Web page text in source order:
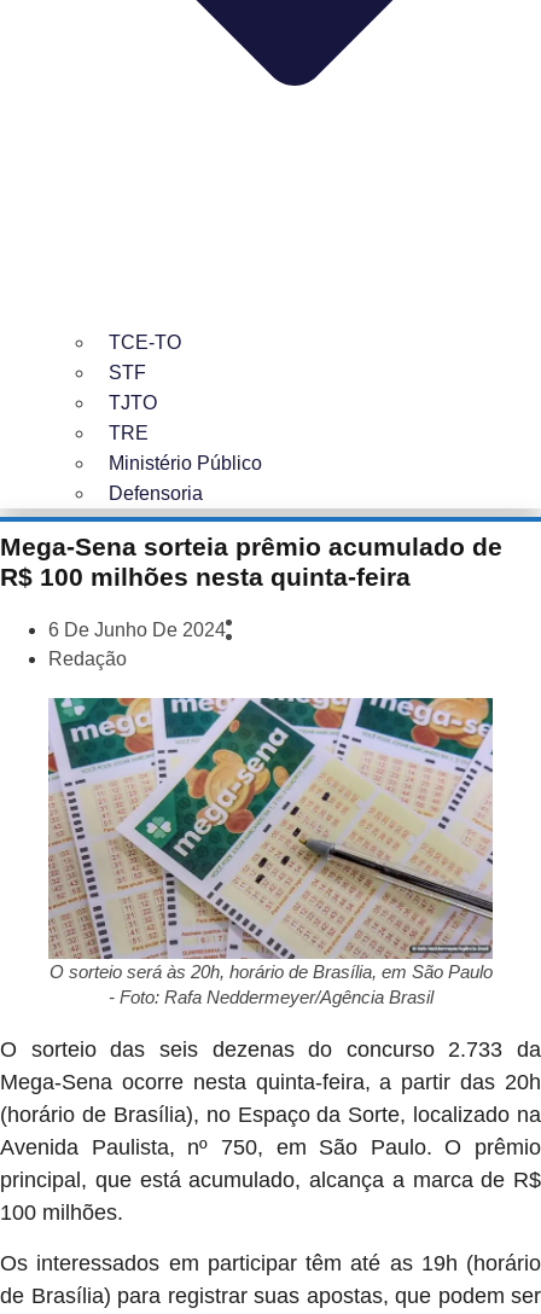
TCE-TO
STF
TJTO
TRE
Ministério Público
Defensoria
Mega-Sena sorteia prêmio acumulado de
R$ 100 milhões nesta quinta-feira
6 De Junho De 2024
Redação
O sorteio será às 20h, horário de Brasília, em São Paulo
- Foto: Rafa Neddermeyer/Agência Brasil
O sorteio das seis dezenas do concurso 2.733 da
Mega-Sena ocorre nesta quinta-feira, a partir das 20h
(horário de Brasília), no Espaço da Sorte, localizado na
Avenida Paulista, nº 750, em São Paulo. O prêmio
principal, que está acumulado, alcança a marca de R$
100 milhões.
Os interessados em participar têm até as 19h (horário
de Brasília) para registrar suas apostas, que podem ser